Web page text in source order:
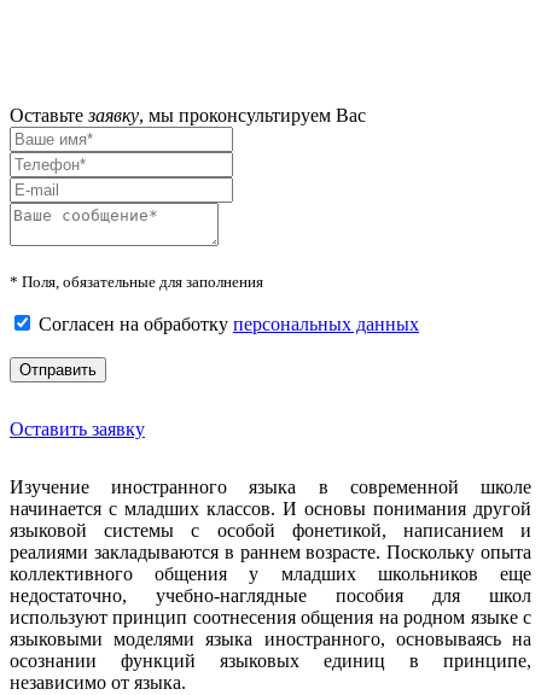
Оставьтезаявку, мы проконсультируем Вас
* Поля, обязательные для заполнения
Согласен на обработку персональных данных
Отправить
Оставить заявку
Изучение иностранного языка в современной школе
начинается с младших классов. И основы понимания другой
языковой системы с особой фонетикой, написанием и
реалиями закладываются в раннем возрасте. Поскольку опыта
коллективного общения у младших школьников еще
недостаточно, учебно-наглядные пособия для школ
используют принцип соотнесения общения на родном языке с
языковыми моделями языка иностранного, основываясь на
осознании функций языковых единиц в принципе,
независимо от языка.